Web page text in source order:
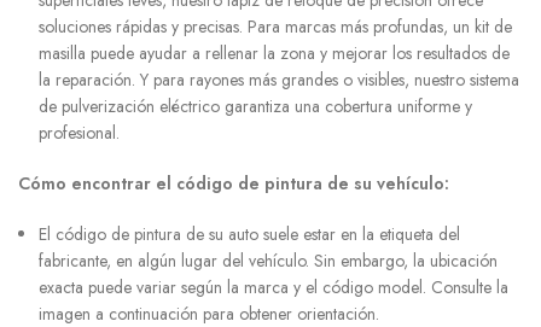
soluciones rápidas y precisas. Para marcas más profundas, un kit de
masilla puede ayudar a rellenar la zona y mejorar los resultados de
la reparación. Y para rayones más grandes o visibles, nuestro sistema
de pulverización eléctrico garantiza una cobertura uniforme y
profesional.
Cómo encontrar el código de pintura de su vehículo:
El código de pintura de su auto suele estar en la etiqueta del
fabricante, en algún lugar del vehículo. Sin embargo, la ubicación
exacta puede variar según la marca y el código model. Consulte la
imagen a continuación para obtener orientación.